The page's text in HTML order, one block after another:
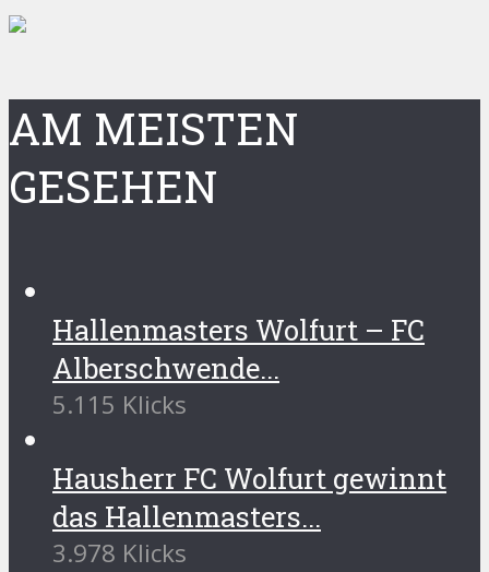
AM MEISTEN
GESEHEN
Hallenmasters Wolfurt – FC
Alberschwende...
5.115 Klicks
Hausherr FC Wolfurt gewinnt
das Hallenmasters...
3.978 Klicks